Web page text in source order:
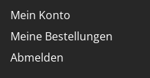
U
Udor
Unger
Mein Konto
Meine Bestellungen
Abmelden